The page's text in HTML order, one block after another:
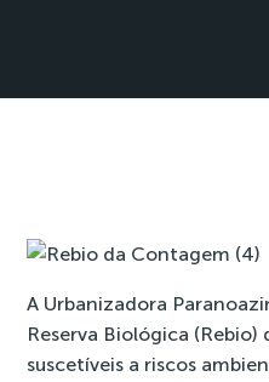
A Urbanizadora
Reserva Biológica
suscetíveis a riscos